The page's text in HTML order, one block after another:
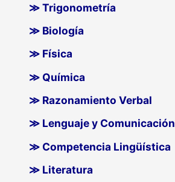
≫ Trigonometría
≫ Biología
≫ Física
≫ Química
≫ Razonamiento Verbal
≫ Lenguaje y Comunicación
≫ Competencia Lingüística
≫ Literatura